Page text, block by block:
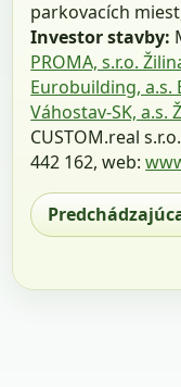
parkovacích
Investor stavby:
PROMA, s.r.o.
Eurobuilding, a.s.
Váhostav-SK, a.s.
CUSTOM.real
442 162, web: